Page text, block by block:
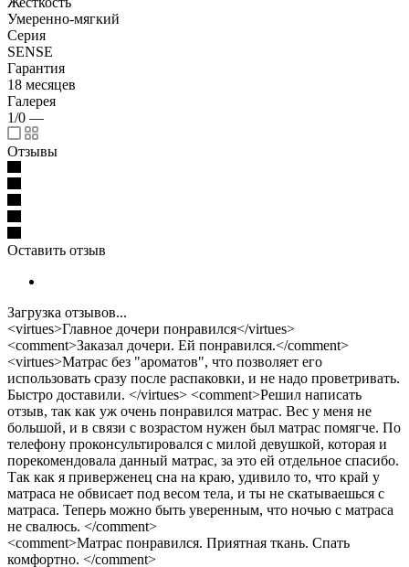
Умеренно-мягкий
Серия
SENSE
Гарантия
18 месяцев
Галерея
1/0 —
Отзывы
Оставить отзыв
Загрузка отзывов...
<virtues>Главное дочери понравился</virtues>
<comment>Заказал дочери. Ей понравился.</comment>
<virtues>Матрас без "ароматов", что позволяет его
использовать сразу после распаковки, и не надо проветривать.
Быстро доставили. </virtues> <comment>Решил написать
отзыв, так как уж очень понравился матрас. Вес у меня не
большой, и в связи с возрастом нужен был матрас помягче. По
телефону проконсультировался с милой девушкой, которая и
порекомендовала данный матрас, за это ей отдельное спасибо.
Так как я приверженец сна на краю, удивило то, что край у
матраса не обвисает под весом тела, и ты не скатываешься с
матраса. Теперь можно быть уверенным, что ночью с матраса
не свалюсь. </comment>
<comment>Матрас понравился. Приятная ткань. Спать
комфортно. </comment>